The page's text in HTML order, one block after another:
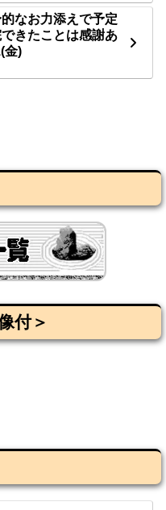
なお力添えで予定
きたことは感謝あ
金)
付＞